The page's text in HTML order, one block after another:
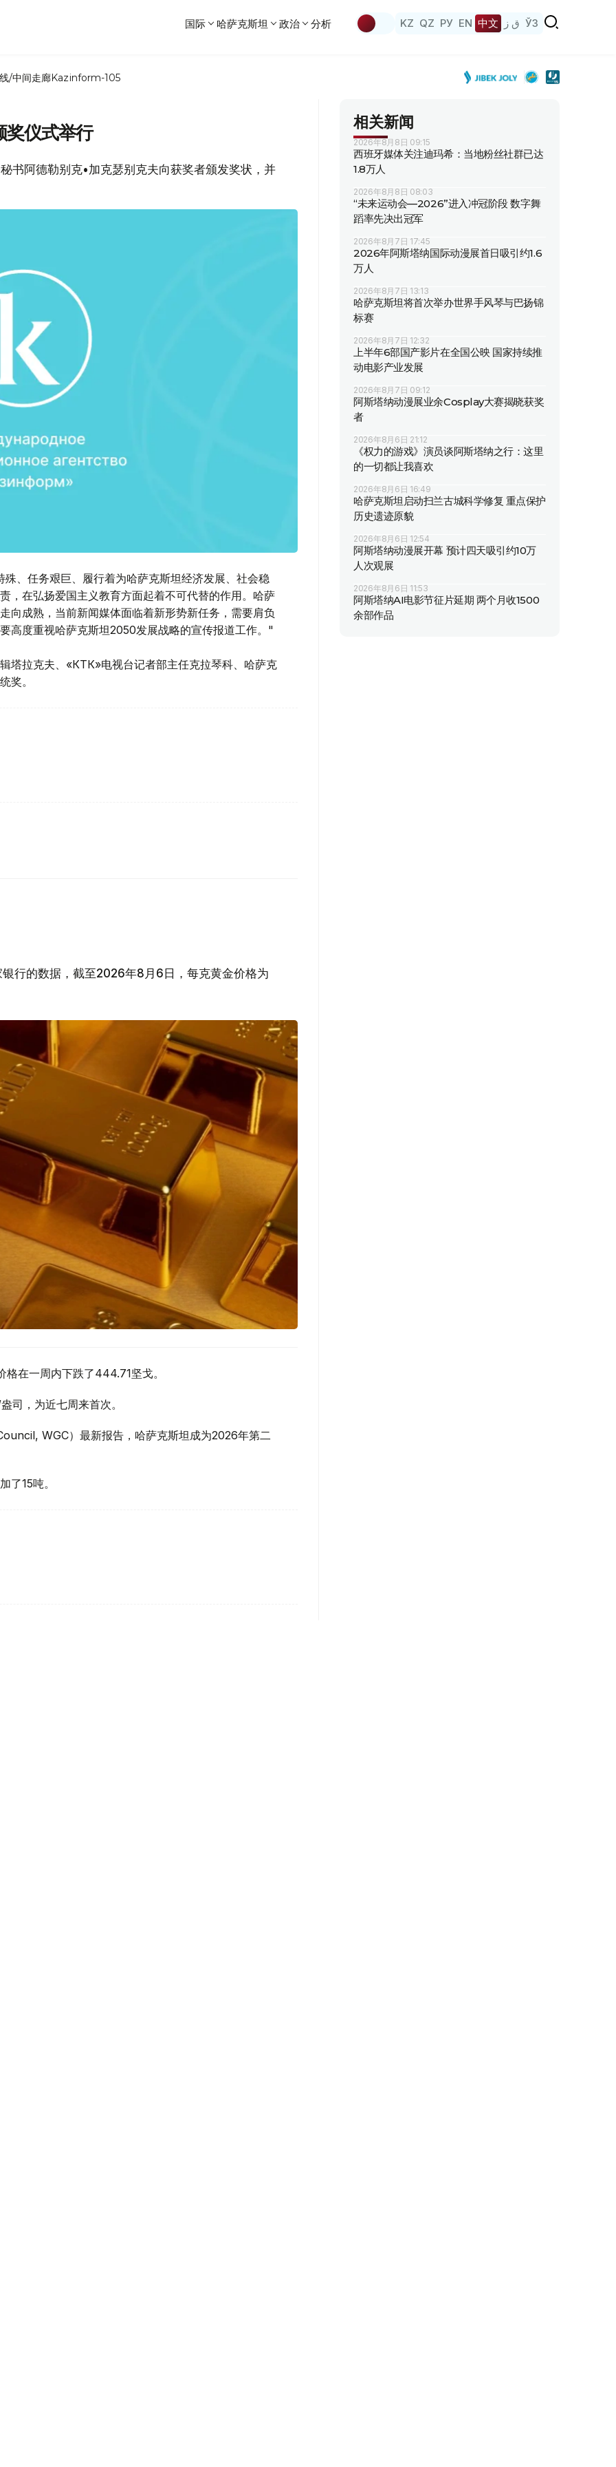
国际 哈萨克斯坦 政治 分析 KZ QZ РУ EN 中文 ق ز ЎЗ
/中间走廊Kazinform-105
奖仪式举行
书阿德勒别克•加克瑟别克夫向获奖者颁发奖状，并
、任务艰巨、履行着为哈萨克斯坦经济发展、社会稳
，在弘扬爱国主义教育方面起着不可代替的作用。哈萨
向成熟，当前新闻媒体面临着新形势新任务，需要肩负
高度重视哈萨克斯坦2050发展战略的宣传报道工作。"
塔拉克夫、«КТК»电视台记者部主任克拉琴科、哈萨克
奖。
银行的数据，截至2026年8月6日，每克黄金价格为
在一周内下跌了444.71坚戈。
司，为近七周来首次。
WGC）最新报告，哈萨克斯坦成为2026年第二
了15吨。
相关新闻
2026年8月8日 09:15
西班牙媒体关注迪玛希：当地粉丝社群已达
1.8万人
2026年8月8日 08:03
“未来运动会—2026”进入冲冠阶段 数字舞
蹈率先决出冠军
2026年8月7日 17:45
2026年阿斯塔纳国际动漫展首日吸引约1.6
万人
2026年8月7日 13:13
哈萨克斯坦将首次举办世界手风琴与巴扬锦
标赛
2026年8月7日 12:32
上半年6部国产影片在全国公映 国家持续推
动电影产业发展
2026年8月7日 09:12
阿斯塔纳动漫展业余Cosplay大赛揭晓获奖
者
2026年8月6日 21:12
《权力的游戏》演员谈阿斯塔纳之行：这里
的一切都让我喜欢
2026年8月6日 16:49
哈萨克斯坦启动扫兰古城科学修复 重点保护
历史遗迹原貌
2026年8月6日 12:54
阿斯塔纳动漫展开幕 预计四天吸引约10万
人次观展
2026年8月6日 11:53
阿斯塔纳AI电影节征片延期 两个月收1500
余部作品